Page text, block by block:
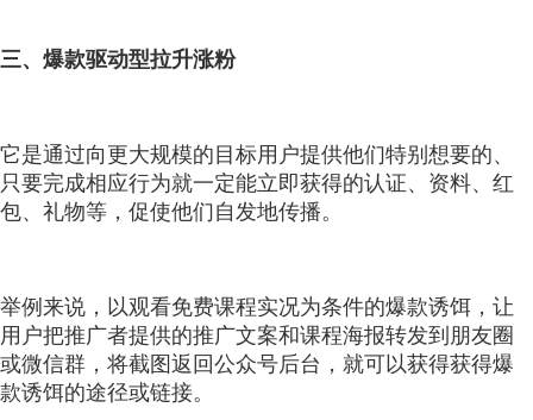
三、爆款驱动型拉升涨粉
它是通过向更大规模的目标用户提供他们特别想要的、
只要完成相应行为就一定能立即获得的认证、资料、红
包、礼物等，促使他们自发地传播。
举例来说，以观看免费课程实况为条件的爆款诱饵，让
用户把推广者提供的推广文案和课程海报转发到朋友圈
或微信群，将截图返回公众号后台，就可以获得获得爆
款诱饵的途径或链接。